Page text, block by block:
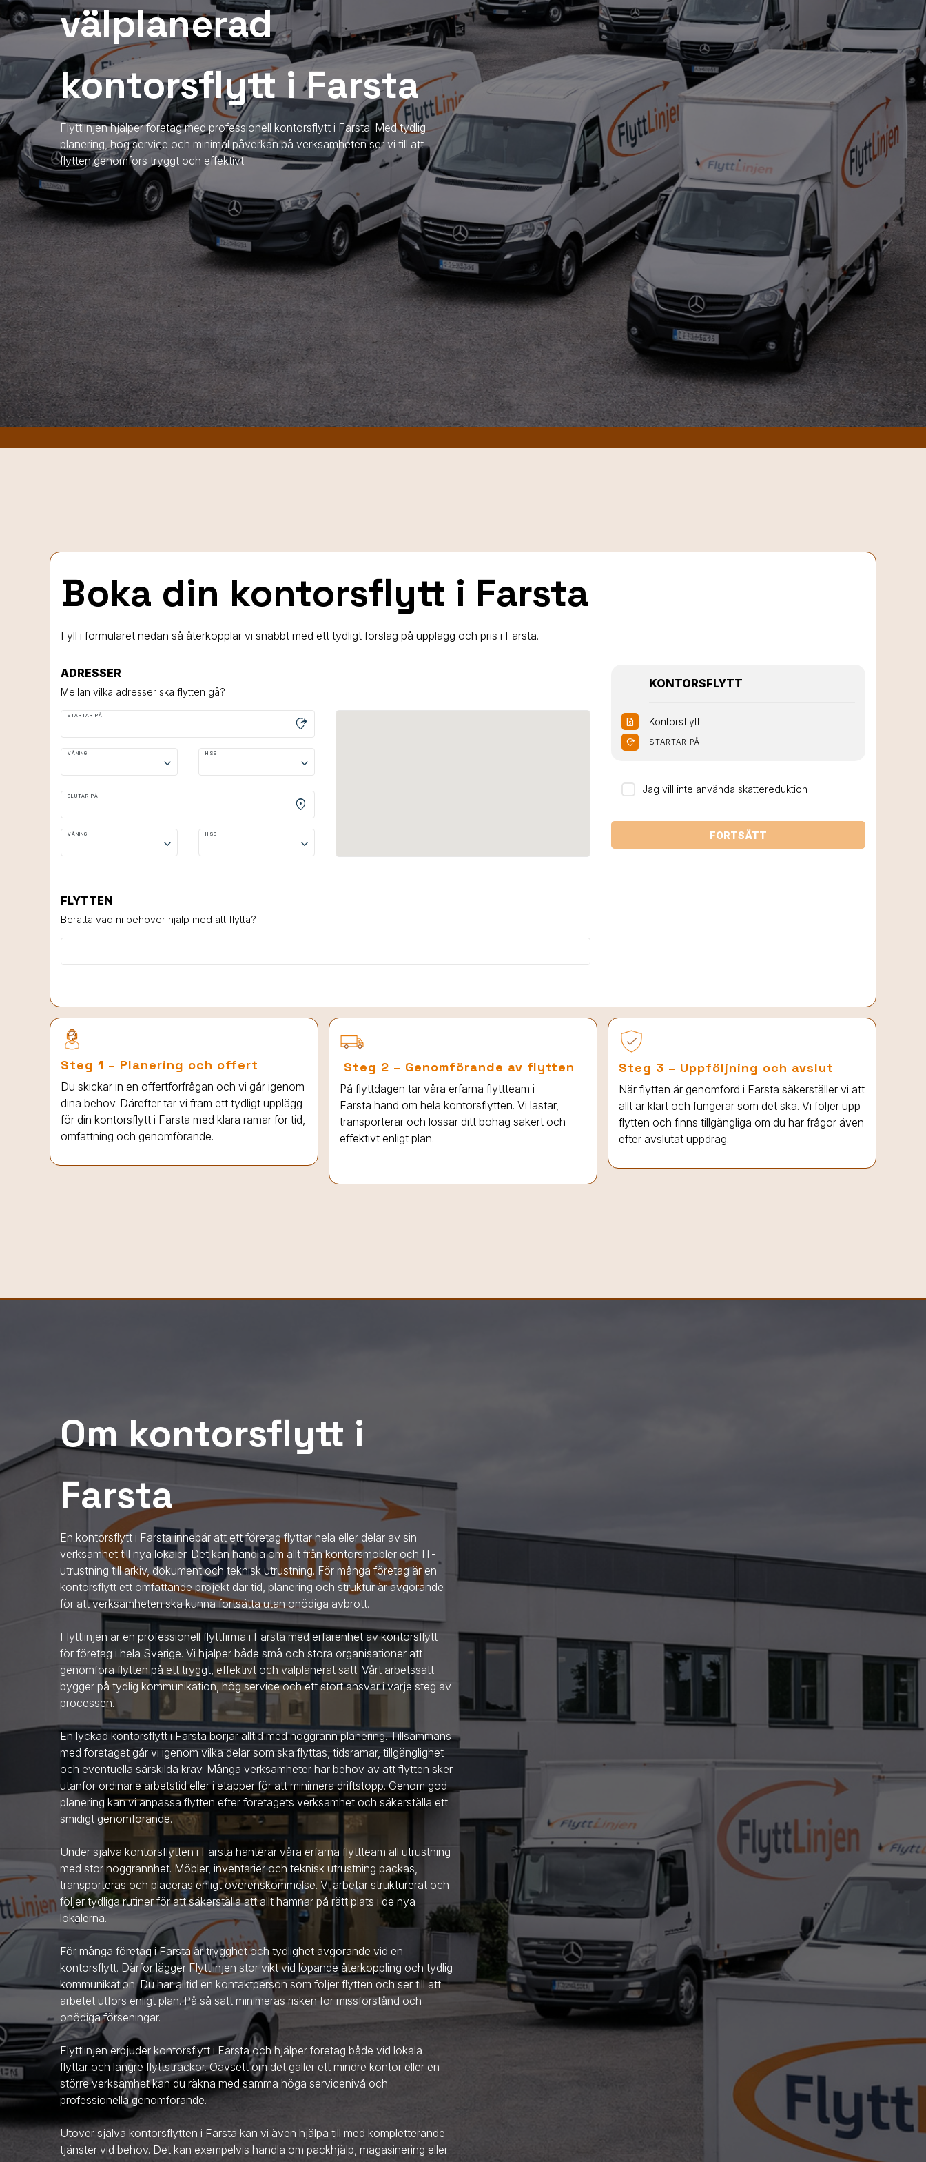
välplanerad
kontorsflytt i Farsta
Flyttlinjen hjälper företag med professionell kontorsflytt i Farsta. Med tydlig
planering, hög service och minimal påverkan på verksamheten ser vi till att
flytten genomförs tryggt och effektivt.
Boka din kontorsflytt i Farsta
Fyll i formuläret nedan så återkopplar vi snabbt med ett tydligt förslag på upplägg och pris i Farsta.
ADRESSER
Mellan vilka adresser ska flytten gå?
STARTAR PÅ
moved_location
VÅNING
keyboard_arrow_down
HISS
keyboard_arrow_down
SLUTAR PÅ
location_on
VÅNING
keyboard_arrow_down
HISS
keyboard_arrow_down
FLYTTEN
Berätta vad ni behöver hjälp med att flytta?
KONTORSFLYTT
request_quote Kontorsflytt
moved_location STARTAR PÅ
Jag vill inte använda skattereduktion
FORTSÄTT
Steg 1 – Planering och offert
Du skickar in en offertförfrågan och vi går igenom
dina behov. Därefter tar vi fram ett tydligt upplägg
för din kontorsflytt i Farsta med klara ramar för tid,
omfattning och genomförande.
Steg 2 – Genomförande av flytten
På flyttdagen tar våra erfarna flyttteam i
Farsta hand om hela kontorsflytten. Vi lastar,
transporterar och lossar ditt bohag säkert och
effektivt enligt plan.
Steg 3 – Uppföljning och avslut
När flytten är genomförd i Farsta säkerställer vi att
allt är klart och fungerar som det ska. Vi följer upp
flytten och finns tillgängliga om du har frågor även
efter avslutat uppdrag.
Om kontorsflytt i
Farsta
En kontorsflytt i Farstainnebär att ett företag flyttar hela eller delar av sin
verksamhet till nya lokaler. Det kan handla om allt från kontorsmöbler och IT-
utrustning till arkiv, dokument och teknisk utrustning. För många företag är en
kontorsflytt ett omfattande projekt där tid, planering och struktur är avgörande
för att verksamheten ska kunna fortsätta utan onödiga avbrott.
Flyttlinjen är en professionell flyttfirma i Farsta med erfarenhet av kontorsflytt
för företag i hela Sverige. Vi hjälper både små och stora organisationer att
genomföra flytten på ett tryggt, effektivt och välplanerat sätt. Vårt arbetssätt
bygger på tydlig kommunikation, hög service och ett stort ansvar i varje steg av
processen.
En lyckad kontorsflytti Farstabörjar alltid med noggrann planering. Tillsammans
med företaget går vi igenom vilka delar som ska flyttas, tidsramar, tillgänglighet
och eventuella särskilda krav. Många verksamheter har behov av att flytten sker
utanför ordinarie arbetstid eller i etapper för att minimera driftstopp. Genom god
planering kan vi anpassa flytten efter företagets verksamhet och säkerställa ett
smidigt genomförande.
Under själva kontorsflytten i Farsta hanterar våra erfarna flyttteam all utrustning
med stor noggrannhet. Möbler, inventarier och teknisk utrustning packas,
transporteras och placeras enligt överenskommelse. Vi arbetar strukturerat och
följer tydliga rutiner för att säkerställa att allt hamnar på rätt plats i de nya
lokalerna.
För många företag i Farstaär trygghet och tydlighet avgörande vid en
kontorsflytt. Därför lägger Flyttlinjen stor vikt vid löpande återkoppling och tydlig
kommunikation. Du har alltid en kontaktperson som följer flytten och ser till att
arbetet utförs enligt plan. På så sätt minimeras risken för missförstånd och
onödiga förseningar.
Flyttlinjen erbjuder kontorsflytt i Farstaoch hjälper företag både vid lokala
flyttar och längre flyttsträckor. Oavsett om det gäller ett mindre kontor eller en
större verksamhet kan du räkna med samma höga servicenivå och
professionella genomförande.
Utöver själva kontorsflytten i Farsta kan vi även hjälpa till med kompletterande
tjänster vid behov. Det kan exempelvis handla om packhjälp, magasinering eller